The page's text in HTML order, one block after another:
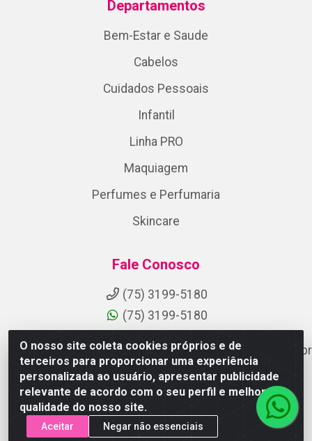
O nosso site coleta cookies próprios e de
terceiros para proporcionar uma experiência
personalizada ao usuário, apresentar publicidade
relevante de acordo com o seu perfil e melhorar a
qualidade do nosso site.
Aceitar Negar não essenciais
Departamentos
Bem-Estar e Saude
Cabelos
Cuidados Pessoais
Infantil
Linha PRO
Maquiagem
Perfumes e Perfumaria
Skincare
Fale Conosco
(75) 3199-5180
(75) 3199-5180
suporteaocliente@armazemdoscosmeticosfsa.com.br
Instagram
Formas de Pagamento